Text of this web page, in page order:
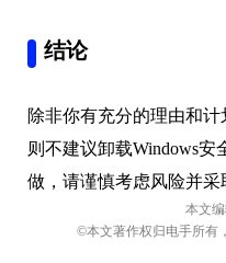
结论
除非你有充分的理由和
则不建议卸载Windows
做，请谨慎考虑风险并采
本文编
©本文著作权归电手所有